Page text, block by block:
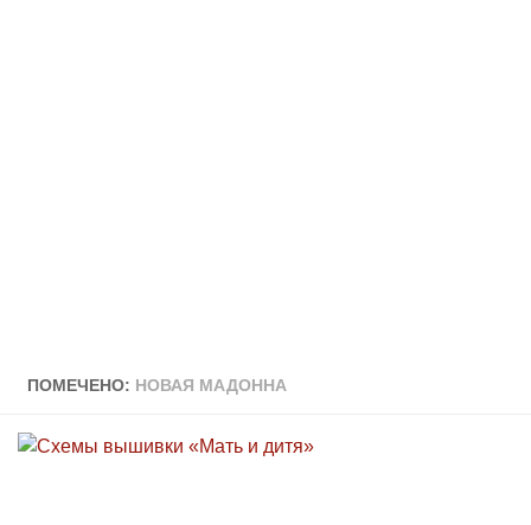
ПОМЕЧЕНО: НОВАЯ МАДОННА